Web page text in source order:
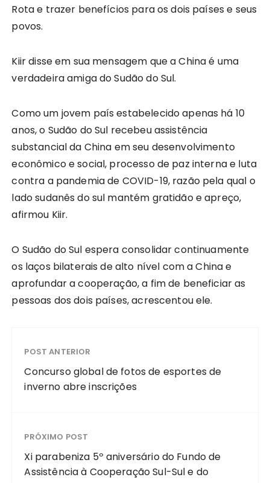
Rota e trazer benefícios para os dois países e seus
povos.
Kiir disse em sua mensagem que a China é uma
verdadeira amiga do Sudão do Sul.
Como um jovem país estabelecido apenas há 10
anos, o Sudão do Sul recebeu assistência
substancial da China em seu desenvolvimento
econômico e social, processo de paz interna e luta
contra a pandemia de COVID-19, razão pela qual o
lado sudanês do sul mantém gratidão e apreço,
afirmou Kiir.
O Sudão do Sul espera consolidar continuamente
os laços bilaterais de alto nível com a China e
aprofundar a cooperação, a fim de beneficiar as
pessoas dos dois países, acrescentou ele.
POST ANTERIOR
Concurso global de fotos de esportes de
inverno abre inscrições
PRÓXIMO POST
Xi parabeniza 5º aniversário do Fundo de
Assistência à Cooperação Sul-Sul e do